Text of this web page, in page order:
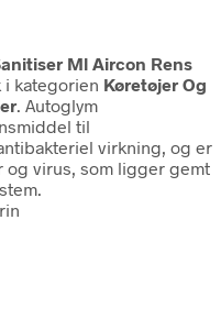
Ml Aircon Rens
i kategorien Køretøjer Og
. Autoglym
til
virkning, og er
og virus, som ligger gemt